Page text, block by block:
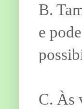
B.
e
C. Às